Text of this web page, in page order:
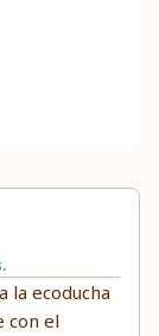
la ecoducha
con el